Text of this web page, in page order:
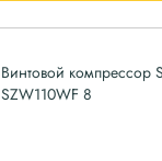
Винтовой компрессор
SZW110WF 8